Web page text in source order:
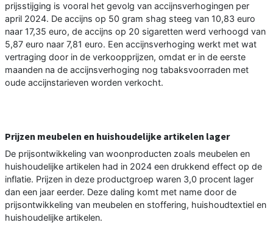
prijsstijging is vooral het gevolg van accijnsverhogingen per
april 2024. De accijns op 50 gram shag steeg van 10,83 euro
naar 17,35 euro, de accijns op 20 sigaretten werd verhoogd van
5,87 euro naar 7,81 euro. Een accijnsverhoging werkt met wat
vertraging door in de verkoopprijzen, omdat er in de eerste
maanden na de accijnsverhoging nog tabaksvoorraden met
oude accijnstarieven worden verkocht.
Prijzen meubelen en huishoudelijke artikelen lager
De prijsontwikkeling van woonproducten zoals meubelen en
huishoudelijke artikelen had in 2024 een drukkend effect op de
inflatie. Prijzen in deze productgroep waren 3,0 procent lager
dan een jaar eerder. Deze daling komt met name door de
prijsontwikkeling van meubelen en stoffering, huishoudtextiel en
huishoudelijke artikelen.